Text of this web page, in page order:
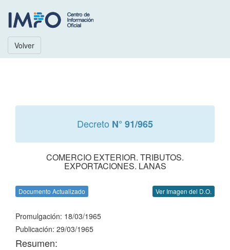
Volver
Decreto N° 91/965
COMERCIO EXTERIOR. TRIBUTOS.
EXPORTACIONES. LANAS
Documento Actualizado Ver Imagen del D.O.
Promulgación: 18/03/1965
Publicación: 29/03/1965
Resumen: